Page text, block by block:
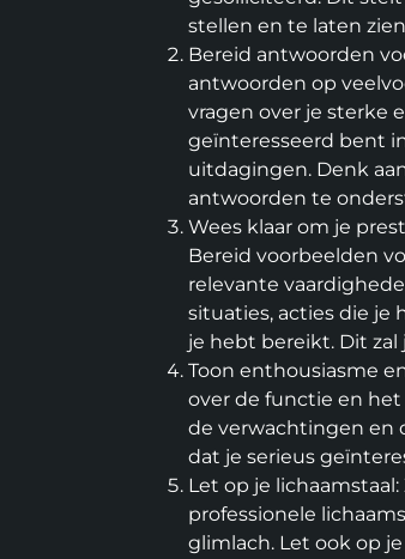
stellen en te laten
Bereid antwoorden
antwoorden op
vragen over je sterke
geïnteresseerd bent
uitdagingen. Denk
antwoorden te
Wees klaar om je
Bereid voorbeelden
relevante
situaties, acties die je
je hebt bereikt. Dit
Toon enthousiasme
over de functie en het
de verwachtingen en
dat je serieus
Let op je
professionele
glimlach. Let ook op